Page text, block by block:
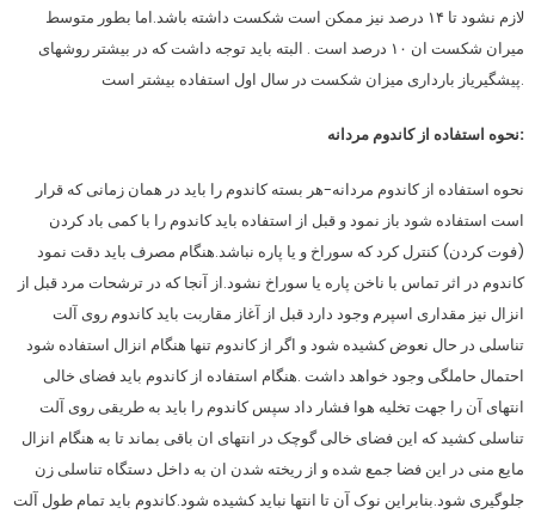
لازم نشود تا ۱۴ درصد نیز ممکن است شکست داشته باشد.اما بطور متوسط
میران شکست ان ۱۰ درصد است . البته باید توجه داشت که در بیشتر روشهای
پیشگیریاز بارداری میزان شکست در سال اول استفاده بیشتر است.
نحوه استفاده از کاندوم مردانه:
نحوه استفاده از کاندوم مردانه-هر بسته کاندوم را باید در همان زمانی که قرار
است استفاده شود باز نمود و قبل از استفاده باید کاندوم را با کمی باد کردن
(فوت کردن) کنترل کرد که سوراخ و یا پاره نباشد.هنگام مصرف باید دقت نمود
کاندوم در اثر تماس با ناخن پاره یا سوراخ نشود.از آنجا که در ترشحات مرد قبل از
انزال نیز مقداری اسپرم وجود دارد قبل از آغاز مقاربت باید کاندوم روی آلت
تناسلی در حال نعوض کشیده شود و اگر از کاندوم تنها هنگام انزال استفاده شود
احتمال حاملگی وجود خواهد داشت .هنگام استفاده از کاندوم باید فضای خالی
انتهای آن را جهت تخلیه هوا فشار داد سپس کاندوم را باید به طریقی روی آلت
تناسلی کشید که این فضای خالی گوچک در انتهای ان باقی بماند تا به هنگام انزال
مایع منی در این فضا جمع شده و از ریخته شدن ان به داخل دستگاه تناسلی زن
جلوگیری شود.بنابراین نوک آن تا انتها نباید کشیده شود.کاندوم باید تمام طول آلت